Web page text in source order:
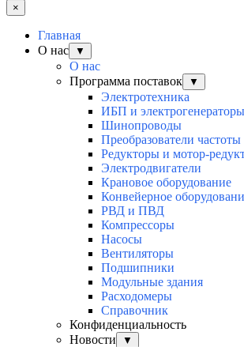
×
Главная
О нас
▼
О нас
Программа поставок
▼
Электротехника
ИБП и электрогенераторы
Шинопроводы
Преобразователи частоты
Редукторы и мотор-
Электродвигатели
Крановое оборудование
Конвейерное
РВД и ПВД
Компрессоры
Насосы
Вентиляторы
Подшипники
Модульные здания
Расходомеры
Справочник
Конфиденциальность
Новости
▼